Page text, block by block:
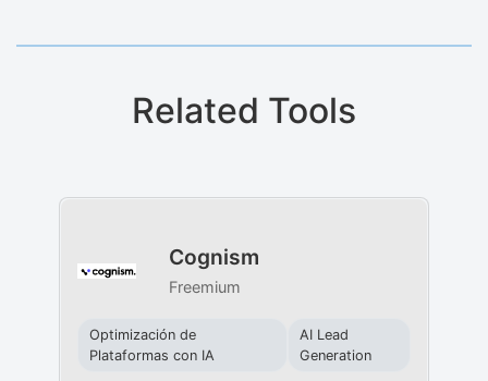
Related Tools
Cognism
Freemium
Optimización de
Plataformas con IA
AI Lead
Generation